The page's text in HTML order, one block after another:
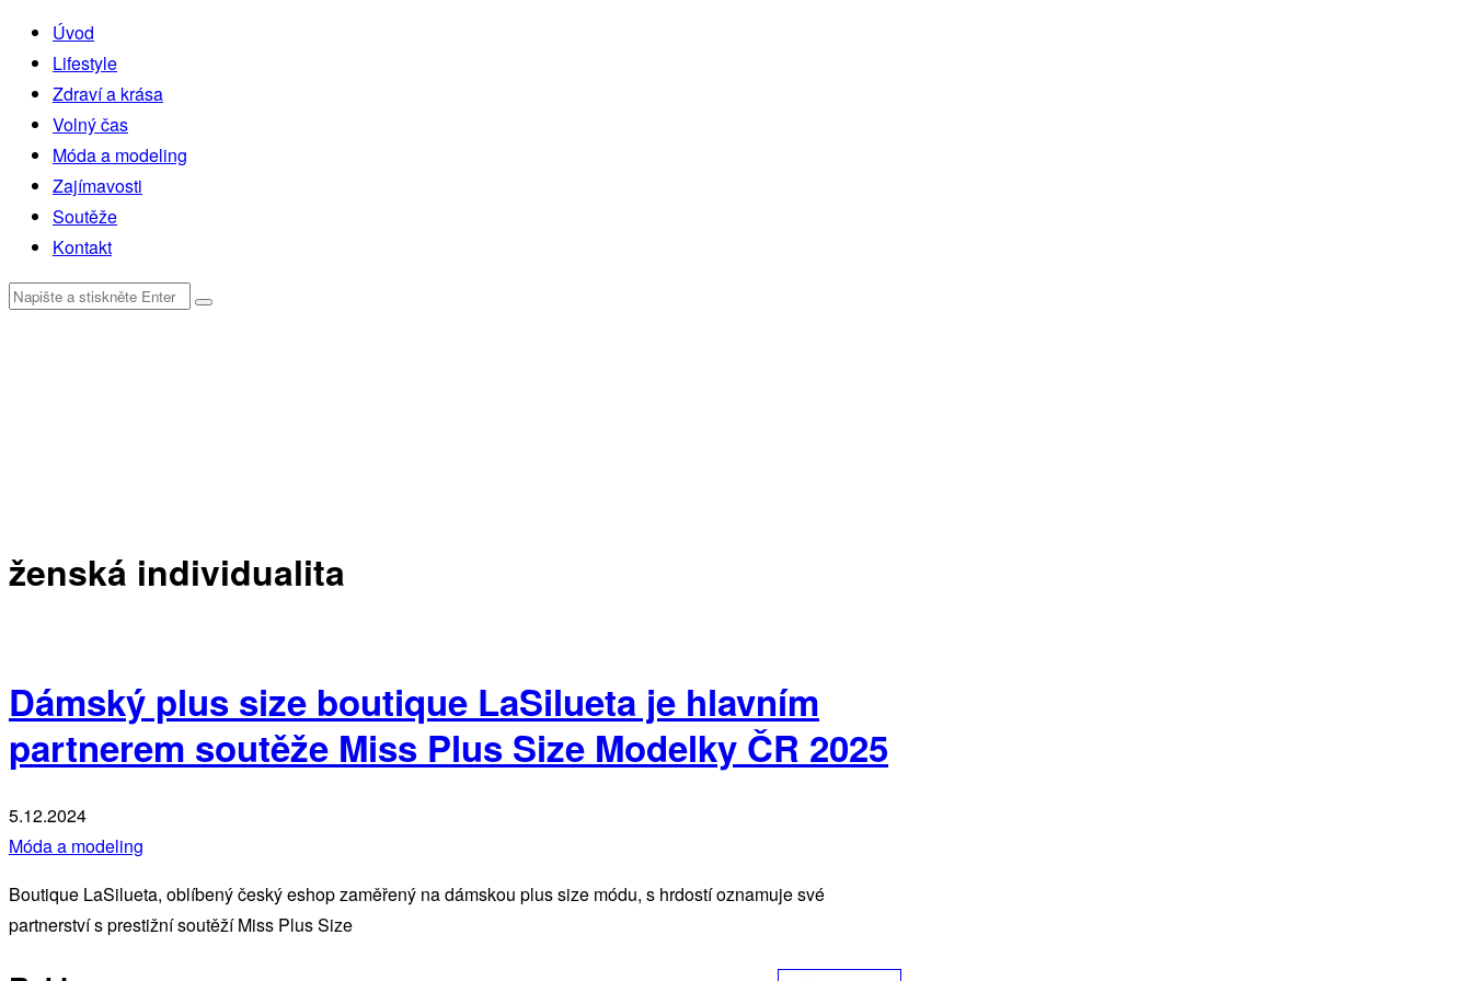
Úvod
Lifestyle
Zdraví a krása
Volný čas
Móda a modeling
Zajímavosti
Soutěže
Kontakt
ženská individualita
Dámský plus size boutique LaSilueta je hlavním
partnerem soutěže Miss Plus Size Modelky ČR 2025
5.12.2024
Móda a modeling
Boutique LaSilueta, oblíbený český eshop zaměřený na dámskou plus size módu, s hrdostí oznamuje své
partnerství s prestižní soutěží Miss Plus Size